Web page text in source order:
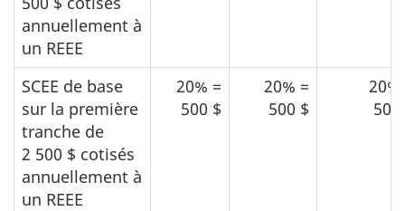
annuellement à
un REEE
SCEE de base
sur la première
tranche de
2 500 $ cotisés
annuellement à
un REEE
20% =
500 $
20% =
500 $
20%
500